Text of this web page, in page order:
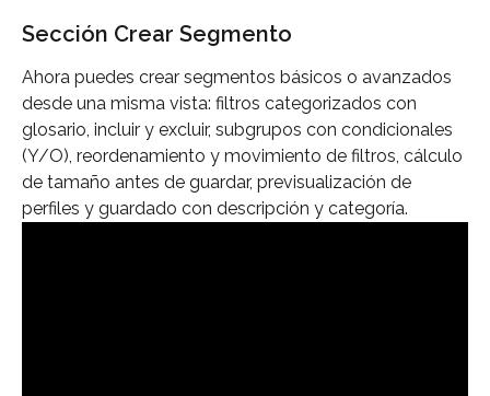
Sección Crear Segmento
Ahora puedes crear segmentos básicos o avanzados
desde una misma vista: filtros categorizados con
glosario, incluir y excluir, subgrupos con condicionales
(Y/O), reordenamiento y movimiento de filtros, cálculo
de tamaño antes de guardar, previsualización de
perfiles y guardado con descripción y categoría.